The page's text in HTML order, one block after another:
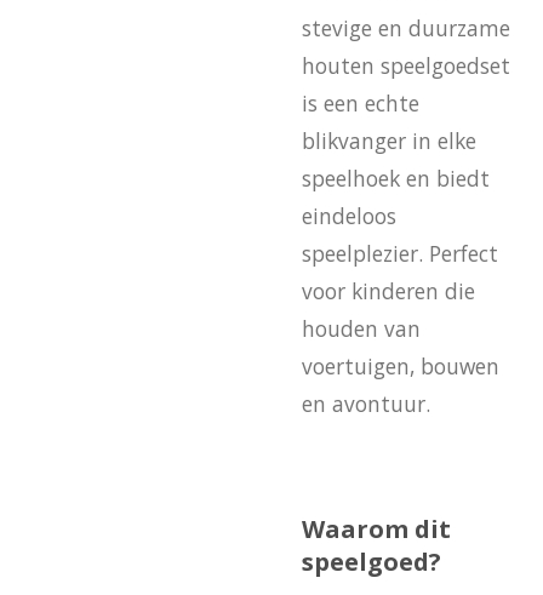
stevige en duurzame
houten speelgoedset
is een echte
blikvanger in elke
speelhoek en biedt
eindeloos
speelplezier. Perfect
voor kinderen die
houden van
voertuigen, bouwen
en avontuur.
Waarom dit
speelgoed?